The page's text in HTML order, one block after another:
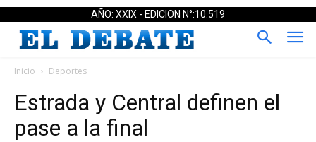
AÑO: XXIX - EDICION N°:10.519
Inicio Deportes
Estrada y Central definen el
pase a la final